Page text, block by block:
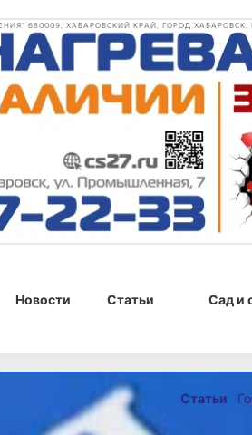
680009, ХАБАРОВСКИЙ КРАЙ, ГОРОД ХАБАРОВСК,
Новости Статьи Сад и
Статьи